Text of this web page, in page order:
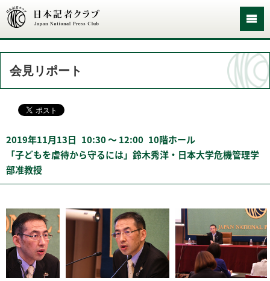
会見リポート
2019年11月13日 10:30 〜 12:00 10階ホール
「子どもを虐待から守るには」鈴木秀洋・日本大学危機管理学
部准教授